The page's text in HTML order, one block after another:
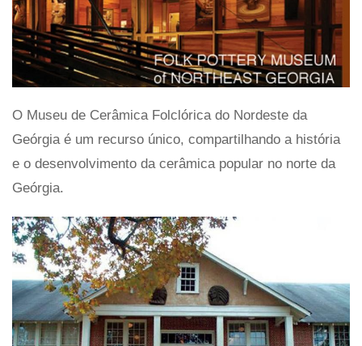
O Museu de Cerâmica Folclórica do Nordeste da
Geórgia é um recurso único, compartilhando a história
e o desenvolvimento da cerâmica popular no norte da
Geórgia.